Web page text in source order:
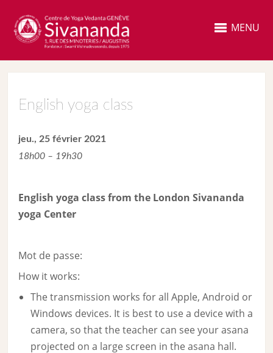
MENU
English yoga class
jeu., 25 février 2021
18h00 – 19h30
English yoga class from the London Sivananda
yoga Center
Mot de passe:
How it works:
The transmission works for all Apple, Android or
Windows devices. It is best to use a device with a
camera, so that the teacher can see your asana
projected on a large screen in the asana hall.